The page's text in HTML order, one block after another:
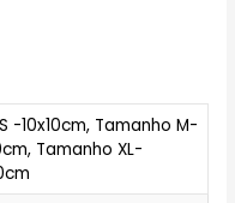
-10x10cm, Tamanho M-
Tamanho XL-